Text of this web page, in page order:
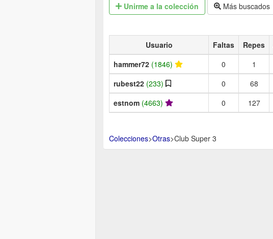
Unirme a la colección Más buscados
Usuario Faltas Repes
hammer72 (1846) 0 1
rubest22 (233) 0 68
estnom (4663) 0 127
Colecciones>Otras>Club Super 3